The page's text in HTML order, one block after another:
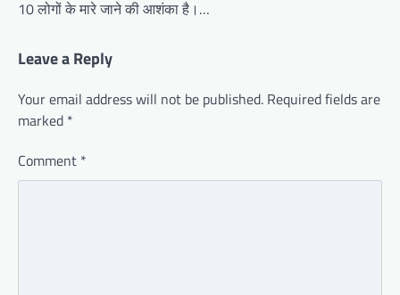
10 लोगों के मारे जाने की आशंका है।…
Leave a Reply
Your email address will not be published. Required fields are
marked *
Comment *